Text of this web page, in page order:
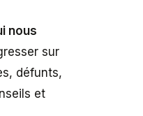
nous
sur
défunts,
et